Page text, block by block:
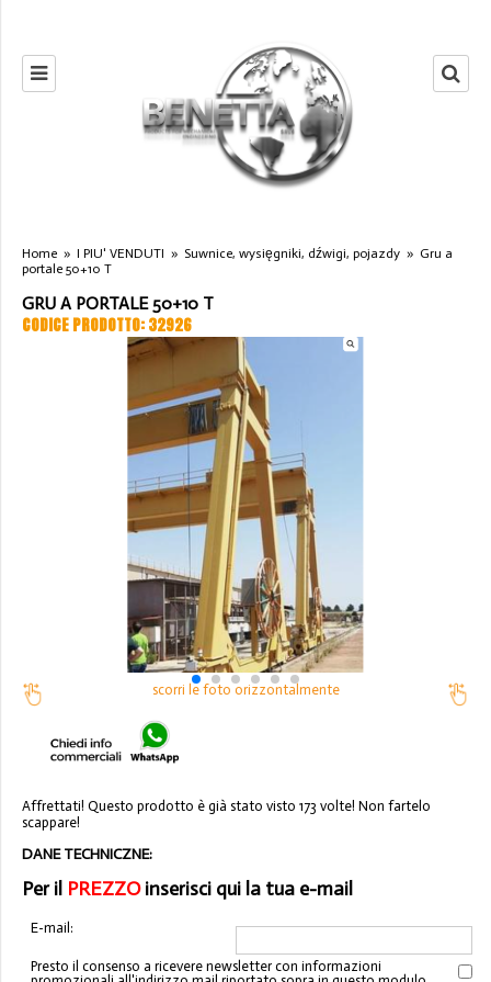
Home » I PIU' VENDUTI » Suwnice, wysięgniki, dźwigi, pojazdy » Gru a
portale 50+10 T
GRU A PORTALE 50+10 T
CODICE PRODOTTO: 32926
scorri le foto orizzontalmente
Affrettati! Questo prodotto è già stato visto 173 volte! Non fartelo
scappare!
DANE TECHNICZNE:
Per il PREZZOinserisci qui la tua e-mail
E-mail:
Presto il consenso a ricevere newsletter con informazioni